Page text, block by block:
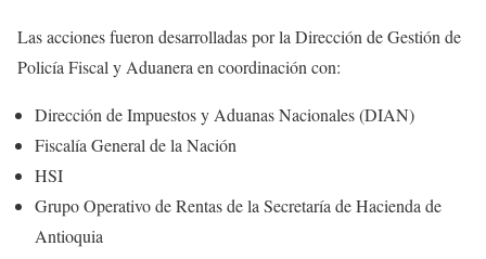
Las acciones fueron desarrolladas por la Dirección de Gestión de
Policía Fiscal y Aduanera en coordinación con:
Dirección de Impuestos y Aduanas Nacionales (DIAN)
Fiscalía General de la Nación
HSI
Grupo Operativo de Rentas de la Secretaría de Hacienda de
Antioquia